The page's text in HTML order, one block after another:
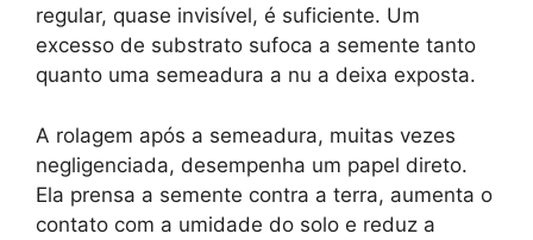
regular, quase invisível, é suficiente. Um
excesso de substrato sufoca a semente tanto
quanto uma semeadura a nu a deixa exposta.
A rolagem após a semeadura, muitas vezes
negligenciada, desempenha um papel direto.
Ela prensa a semente contra a terra, aumenta o
contato com a umidade do solo e reduz a